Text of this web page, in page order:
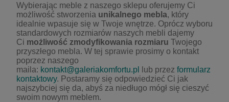
Wybierając meble z naszego sklepu oferujemy Ci
możliwość stworzenia unikalnego mebla, który
idealnie wpasuje się w Twoje wnętrze. Oprócz wyboru
standardowych rozmiarów naszych mebli dajemy
Ci możliwość zmodyfikowania rozmiaru Twojego
przyszłego mebla. W tej sprawie prosimy o kontakt
poprzez naszego
maila: kontakt@galeriakomfortu.pl lub przez formularz
kontaktowy. Postaramy się odpowiedzieć Ci jak
najszybciej się da, abyś za niedługo mógł się cieszyć
swoim nowym meblem.